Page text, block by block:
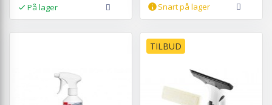
På lager Snart på lager
TILBUD